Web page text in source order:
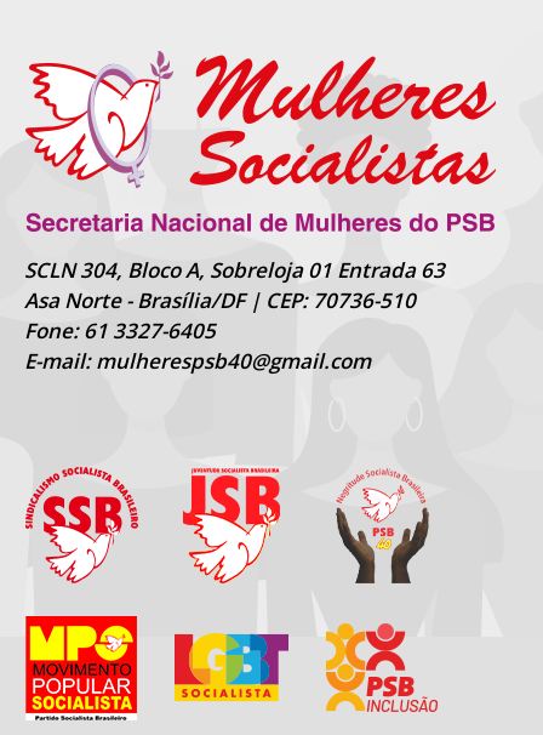
SCLN 304, Bloco A, Sobreloja 01 Entrada 63
Asa Norte - Brasília/DF | CEP: 70736-510
Fone: 61 3327-6405
E-mail: mulherespsb40@gmail.com